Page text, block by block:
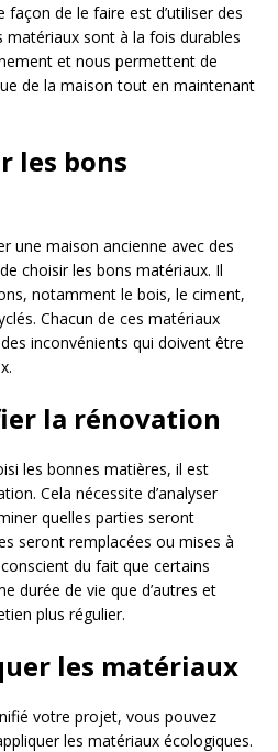
de le faire est d’utiliser des
matériaux sont à la fois durables
et nous permettent de
de la maison tout en maintenant
les bons
une maison ancienne avec des
choisir les bons matériaux. Il
notamment le bois, le ciment,
Chacun de ces matériaux
inconvénients qui doivent être
la rénovation
les bonnes matières, il est
Cela nécessite d’analyser
quelles parties seront
seront remplacées ou mises à
du fait que certains
durée de vie que d’autres et
plus régulier.
les matériaux
votre projet, vous pouvez
les matériaux écologiques.